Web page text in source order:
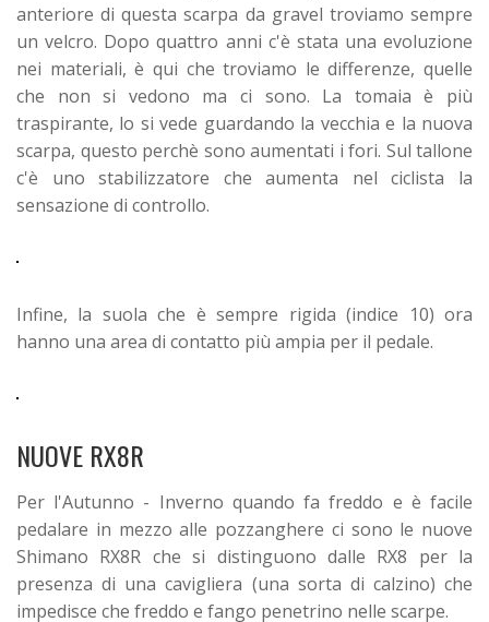
anteriore di questa scarpa da gravel troviamo sempre
un velcro. Dopo quattro anni c'è stata una evoluzione
nei materiali, è qui che troviamo le differenze, quelle
che non si vedono ma ci sono. La tomaia è più
traspirante, lo si vede guardando la vecchia e la nuova
scarpa, questo perchè sono aumentati i fori. Sul tallone
c'è uno stabilizzatore che aumenta nel ciclista la
sensazione di controllo.
Infine, la suola che è sempre rigida (indice 10) ora
hanno una area di contatto più ampia per il pedale.
NUOVE RX8R
Per l'Autunno - Inverno quando fa freddo e è facile
pedalare in mezzo alle pozzanghere ci sono le nuove
Shimano RX8R che si distinguono dalle RX8 per la
presenza di una cavigliera (una sorta di calzino) che
impedisce che freddo e fango penetrino nelle scarpe.